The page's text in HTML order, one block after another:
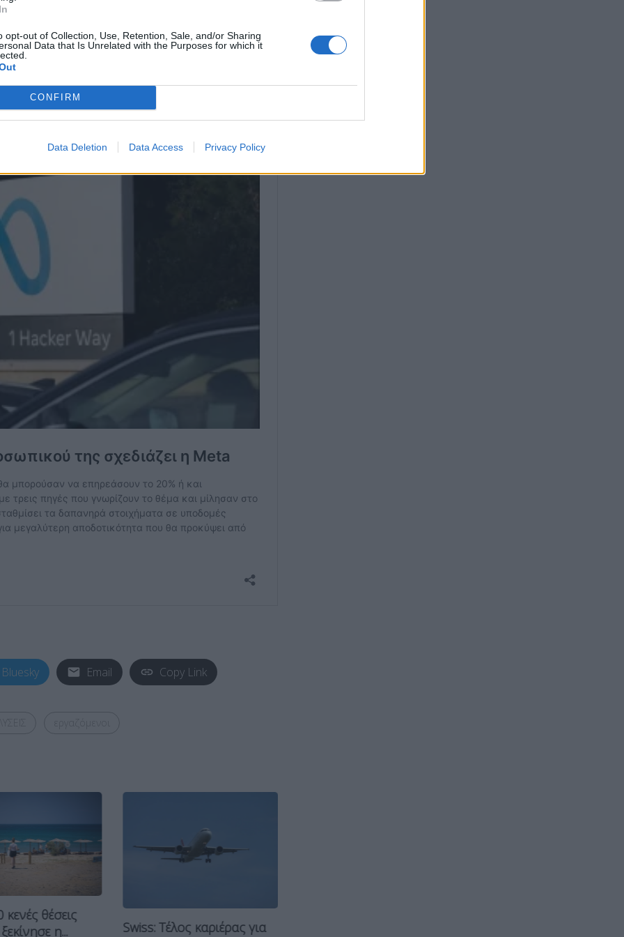
opt-out of Collection, Use, Retention, Sale, and/or Sharing
Data that Is Unrelated with the Purposes for which it
CONFIRM
Data Deletion Data Access Privacy Policy
πραγματοποιήθηκε το 2023, όταν η Disney
εργασίας ως μέρος μιας προσπάθειας
δολαρίων.
Bluesky Email Copy Link
θέσεις
η...
Swiss: Τέλος καριέρας για